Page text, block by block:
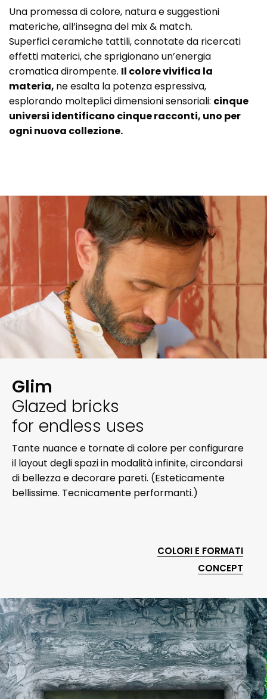
Una promessa di colore, natura e suggestioni
materiche, all’insegna del mix & match.
Superfici ceramiche tattili, connotate da ricercati
effetti materici, che sprigionano un’energia
cromatica dirompente. Il colore vivifica la
materia, ne esalta la potenza espressiva,
esplorando molteplici dimensioni sensoriali: cinque
universi identificano cinque racconti, uno per
ogni nuova collezione.
Glim
Glazed bricks
for endless uses
Tante nuance e tornate di colore per configurare
il layout degli spazi in modalità infinite, circondarsi
di bellezza e decorare pareti. (Esteticamente
bellissime. Tecnicamente performanti.)
COLORI E FORMATI
CONCEPT